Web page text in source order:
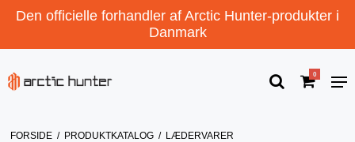
Den officielle forhandler af Arctic Hunter-produkter i
Danmark
0
FORSIDE / PRODUKTKATALOG / LÆDERVARER